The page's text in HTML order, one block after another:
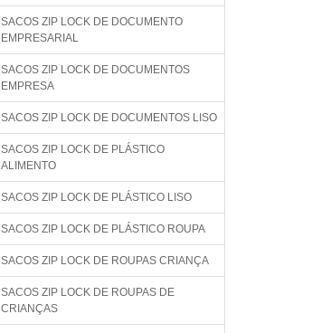
SACOS ZIP LOCK DE DOCUMENTO
EMPRESARIAL
SACOS ZIP LOCK DE DOCUMENTOS
EMPRESA
SACOS ZIP LOCK DE DOCUMENTOS LISO
SACOS ZIP LOCK DE PLÁSTICO
ALIMENTO
SACOS ZIP LOCK DE PLÁSTICO LISO
SACOS ZIP LOCK DE PLÁSTICO ROUPA
SACOS ZIP LOCK DE ROUPAS CRIANÇA
SACOS ZIP LOCK DE ROUPAS DE
CRIANÇAS